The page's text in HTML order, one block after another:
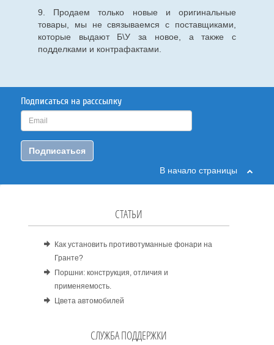
9. Продаем только новые и оригинальные
товары, мы не связываемся с поставщиками,
которые выдают Б\У за новое, а также с
подделками и контрафактами.
Подписаться на расссылку
Подписаться
В начало страницы
СТАТЬИ
Как установить противотуманные фонари на
Гранте?
Поршни: конструкция, отличия и
применяемость.
Цвета автомобилей
СЛУЖБА ПОДДЕРЖКИ